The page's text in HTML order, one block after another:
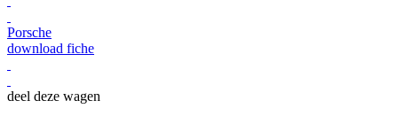
Porsche
download fiche
deel deze wagen